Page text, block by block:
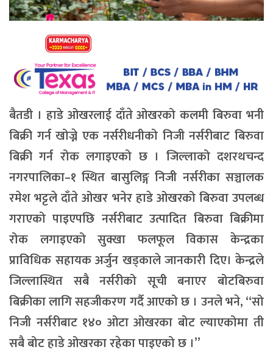
बैतडी । हाडे ओखरलाई दाँते ओखरको कलमी बिरुवा भनी
बिक्री गर्न खोज्ने एक नर्सरीधनीको निजी नर्सरीबाट बिरुवा
बिक्री गर्न रोक लगाइएको छ । जिल्लाको दशरथचन्द
नगरपालिका–१ स्थित बासुलिङ्ग निजी नर्सरीका सञ्चालक
रमेश भट्टले दाँते ओखर भनेर हाडे ओखरको बिरुवा उपलब्ध
गराएको पाइएपछि नर्सरीबाट उत्पादित बिरुवा बिक्रीमा
रोक लगाइएको सुक्खा फलफूल विकास केन्द्रका
प्राविधिक सहायक अर्जुन खड्काले जानकारी दिए। केन्द्रले
जिल्लास्थित सबै नर्सरीको सूची बनाएर बोटबिरुवा
बिक्रीका लागि सहजीकरण गर्दै आएको छ । उनले भने, “सो
निजी नर्सरीबाट १४० ओटा ओखरका बोट ल्याएकोमा ती
सबै बोट हाडे ओखरका रहेका पाइएको छ ।”